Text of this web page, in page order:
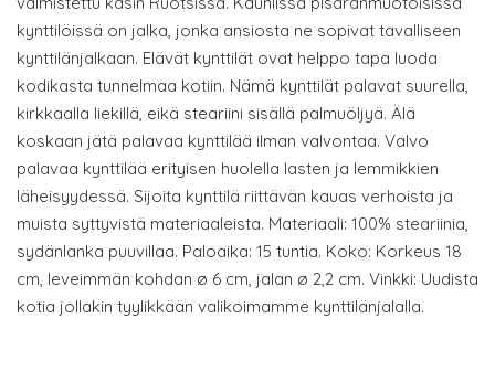
kynttilöissä on jalka, jonka ansiosta ne sopivat tavalliseen
kynttilänjalkaan. Elävät kynttilät ovat helppo tapa luoda
kodikasta tunnelmaa kotiin. Nämä kynttilät palavat suurella,
kirkkaalla liekillä, eikä steariini sisällä palmuöljyä. Älä
koskaan jätä palavaa kynttilää ilman valvontaa. Valvo
palavaa kynttilää erityisen huolella lasten ja lemmikkien
läheisyydessä. Sijoita kynttilä riittävän kauas verhoista ja
muista syttyvistä materiaaleista. Materiaali: 100% steariinia,
sydänlanka puuvillaa. Paloaika: 15 tuntia. Koko: Korkeus 18
cm, leveimmän kohdan ø 6 cm, jalan ø 2,2 cm. Vinkki: Uudista
kotia jollakin tyylikkään valikoimamme kynttilänjalalla.